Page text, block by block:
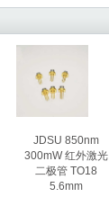
JDSU 850nm
300mW 红外激光
二极管 TO18
5.6mm